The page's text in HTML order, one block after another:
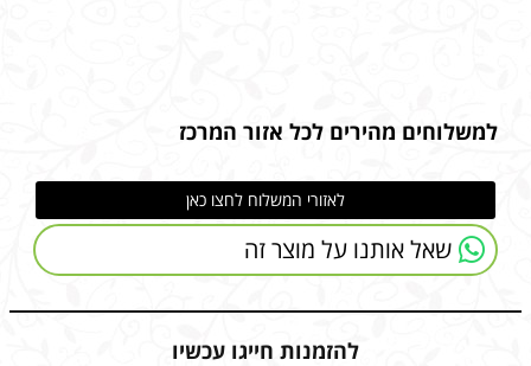
למשלוחים מהירים לכל אזור המרכז
לאזורי המשלוח לחצו כאן
שאל אותנו על מוצר זה
להזמנות חייגו עכשיו